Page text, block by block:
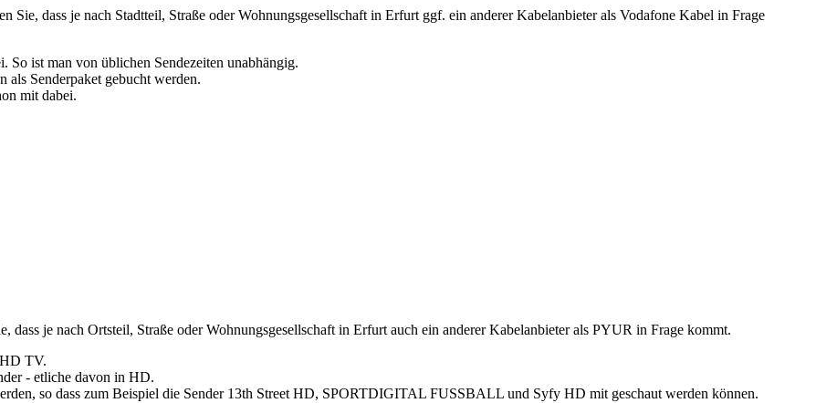
Sie, dass je nach Stadtteil, Straße oder Wohnungsgesellschaft in Erfurt ggf. ein anderer Kabelanbieter als Vodafone Kabel in Frage
ist man von üblichen Sendezeiten unabhängig.
Senderpaket gebucht werden.
mit dabei.
je nach Ortsteil, Straße oder Wohnungsgesellschaft in Erfurt auch ein anderer Kabelanbieter als PYUR in Frage kommt.
TV.
- etliche davon in HD.
so dass zum Beispiel die Sender 13th Street HD, SPORTDIGITAL FUSSBALL und Syfy HD mit geschaut werden können.